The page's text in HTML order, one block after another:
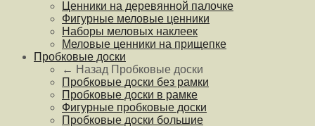
Ценники на деревянной палочке
Фигурные меловые ценники
Наборы меловых наклеек
Меловые ценники на прищепке
Пробковые доски
← Назад Пробковые доски
Пробковые доски без рамки
Пробковые доски в рамке
Фигурные пробковые доски
Пробковые доски большие